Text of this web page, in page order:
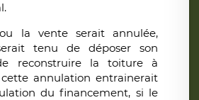
la vente serait annulée,
tenu de déposer son
reconstruire la toiture à
annulation entrainerait
du financement, si le